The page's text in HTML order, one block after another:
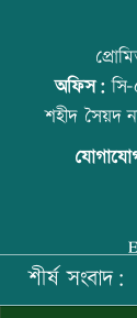
অফিস:সি-
শহীদ সৈয়দ
©২০২৬ |
শীর্ষ সংবাদ:
সিঙ্গাপুর গেলেন